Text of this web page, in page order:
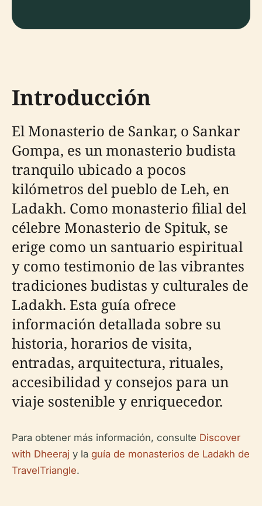
Introducción
El Monasterio de Sankar, o Sankar
Gompa, es un monasterio budista
tranquilo ubicado a pocos
kilómetros del pueblo de Leh, en
Ladakh. Como monasterio filial del
célebre Monasterio de Spituk, se
erige como un santuario espiritual
y como testimonio de las vibrantes
tradiciones budistas y culturales de
Ladakh. Esta guía ofrece
información detallada sobre su
historia, horarios de visita,
entradas, arquitectura, rituales,
accesibilidad y consejos para un
viaje sostenible y enriquecedor.
Para obtener más información, consulte Discover
with Dheeraj y la guía de monasterios de Ladakh de
TravelTriangle.